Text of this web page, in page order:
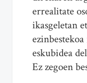
errealitate
ikasgeletan
eskubidea
Ez zegoen